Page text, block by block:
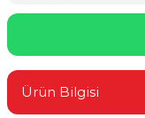
Ürün Bilgisi